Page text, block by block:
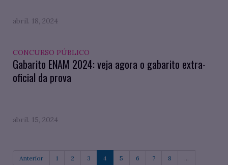
abril. 18, 2024
CONCURSO PÚBLICO
Gabarito ENAM 2024: veja agora o gabarito extra-
oficial da prova
abril. 15, 2024
Anterior 1 2 3 4 5 6 7 8 ...